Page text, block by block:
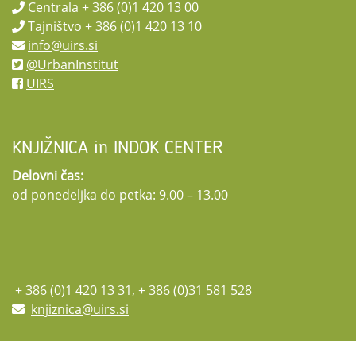
Centrala + 386 (0)1 420 13 00
Tajništvo + 386 (0)1 420 13 10
info@uirs.si
@UrbanInstitut
UIRS
KNJIŽNICA in INDOK CENTER
Delovni čas:
od ponedeljka do petka: 9.00 – 13.00
+ 386 (0)1 420 13 31, + 386 (0)31 581 528
knjiznica@uirs.si